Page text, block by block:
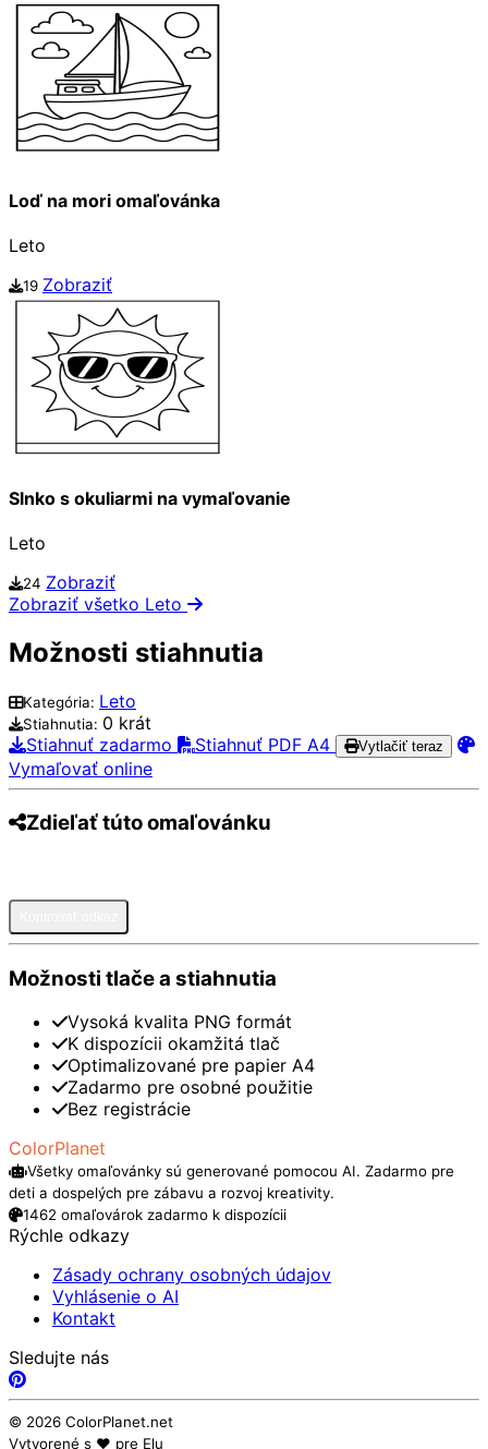
Loď na mori omaľovánka
Leto
19 Zobraziť
Slnko s okuliarmi na vymaľovanie
Leto
24 Zobraziť
Zobraziť všetko Leto
Možnosti stiahnutia
Kategória: Leto
Stiahnutia: 0 krát
Stiahnuť zadarmo
Stiahnuť PDF A4 Vytlačiť teraz
Vymaľovať online
Zdieľať túto omaľovánku
Možnosti tlače a stiahnutia
Vysoká kvalita PNG formát
K dispozícii okamžitá tlač
Optimalizované pre papier A4
Zadarmo pre osobné použitie
Bez registrácie
ColorPlanet
Všetky omaľovánky sú generované pomocou AI. Zadarmo pre
deti a dospelých pre zábavu a rozvoj kreativity.
1462 omaľovárok zadarmo k dispozícii
Rýchle odkazy
Zásady ochrany osobných údajov
Vyhlásenie o AI
Kontakt
Sledujte nás
© 2026 ColorPlanet.net
Vytvorené s ❤️ pre Elu